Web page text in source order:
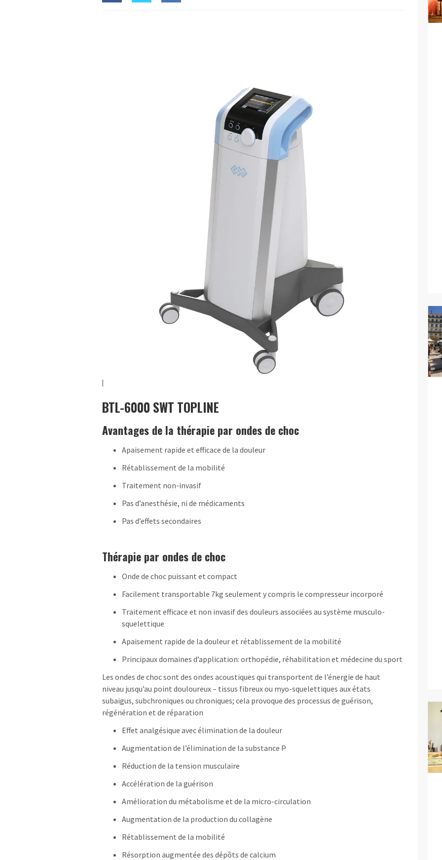
BTL-6000 SWT TOPLINE
Avantages de la thérapie par ondes de choc
Apaisement rapide et efficace de la douleur
Rétablissement de la mobilité
Traitement non-invasif
Pas d’anesthésie, ni de médicaments
Pas d’effets secondaires
Thérapie par ondes de choc
Onde de choc puissant et compact
Facilement transportable 7kg seulement y compris le compresseur incorporé
Traitement efficace et non invasif des douleurs associées au système musculo-
squelettique
Apaisement rapide de la douleur et rétablissement de la mobilité
Principaux domaines d’application: orthopédie, réhabilitation et médecine du sport
Les ondes de choc sont des ondes acoustiques qui transportent de l’énergie de haut
niveau jusqu’au point douloureux – tissus fibreux ou myo-squelettiques aux états
subaigus, subchroniques ou chroniques; cela provoque des processus de guérison,
régénération et de réparation
Effet analgésique avec élimination de la douleur
Augmentation de l’élimination de la substance P
Réduction de la tension musculaire
Accélération de la guérison
Amélioration du métabolisme et de la micro-circulation
Augmentation de la production du collagène
Rétablissement de la mobilité
Résorption augmentée des dépôts de calcium